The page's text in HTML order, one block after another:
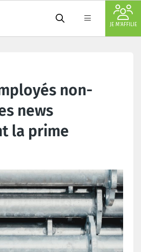
JE M'AFFILIE
non-
news
la prime